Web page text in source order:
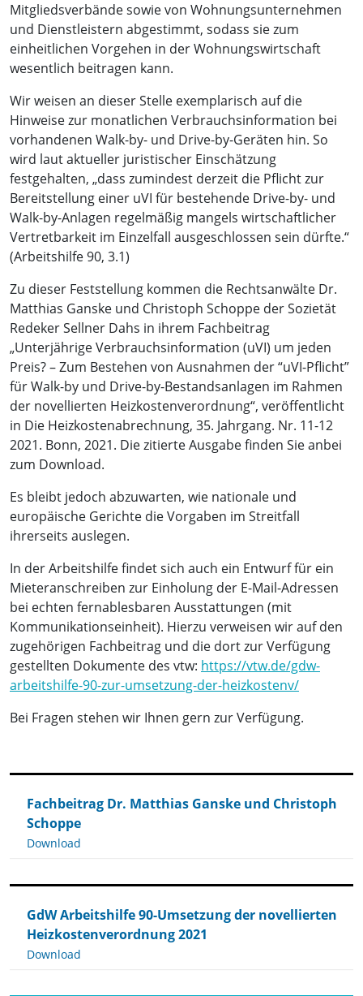
Mitgliedsverbände sowie von Wohnungsunternehmen
und Dienstleistern abgestimmt, sodass sie zum
einheitlichen Vorgehen in der Wohnungswirtschaft
wesentlich beitragen kann.
Wir weisen an dieser Stelle exemplarisch auf die
Hinweise zur monatlichen Verbrauchsinformation bei
vorhandenen Walk-by- und Drive-by-Geräten hin. So
wird laut aktueller juristischer Einschätzung
festgehalten, „dass zumindest derzeit die Pflicht zur
Bereitstellung einer uVI für bestehende Drive-by- und
Walk-by-Anlagen regelmäßig mangels wirtschaftlicher
Vertretbarkeit im Einzelfall ausgeschlossen sein dürfte.“
(Arbeitshilfe 90, 3.1)
Zu dieser Feststellung kommen die Rechtsanwälte Dr.
Matthias Ganske und Christoph Schoppe der Sozietät
Redeker Sellner Dahs in ihrem Fachbeitrag
„Unterjährige Verbrauchsinformation (uVI) um jeden
Preis? – Zum Bestehen von Ausnahmen der “uVI-Pflicht”
für Walk-by und Drive-by-Bestandsanlagen im Rahmen
der novellierten Heizkostenverordnung“, veröffentlicht
in Die Heizkostenabrechnung, 35. Jahrgang. Nr. 11-12
2021. Bonn, 2021. Die zitierte Ausgabe finden Sie anbei
zum Download.
Es bleibt jedoch abzuwarten, wie nationale und
europäische Gerichte die Vorgaben im Streitfall
ihrerseits auslegen.
In der Arbeitshilfe findet sich auch ein Entwurf für ein
Mieteranschreiben zur Einholung der E-Mail-Adressen
bei echten fernablesbaren Ausstattungen (mit
Kommunikationseinheit). Hierzu verweisen wir auf den
zugehörigen Fachbeitrag und die dort zur Verfügung
gestellten Dokumente des vtw: https://vtw.de/gdw-
arbeitshilfe-90-zur-umsetzung-der-heizkostenv/
Bei Fragen stehen wir Ihnen gern zur Verfügung.
Fachbeitrag Dr. Matthias Ganske und Christoph
Schoppe
Download
GdW Arbeitshilfe 90-Umsetzung der novellierten
Heizkostenverordnung 2021
Download